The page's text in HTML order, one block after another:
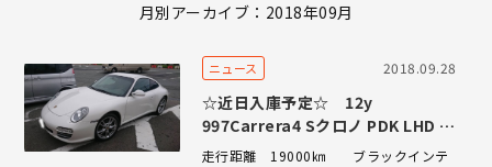
月別アーカイブ：2018年09月
ニュース 2018.09.28
☆近日入庫予定☆ 12y
997Carrera4 Sクロノ PDK LHD 低
走行
走行距離 19000㎞ ブラックインテ